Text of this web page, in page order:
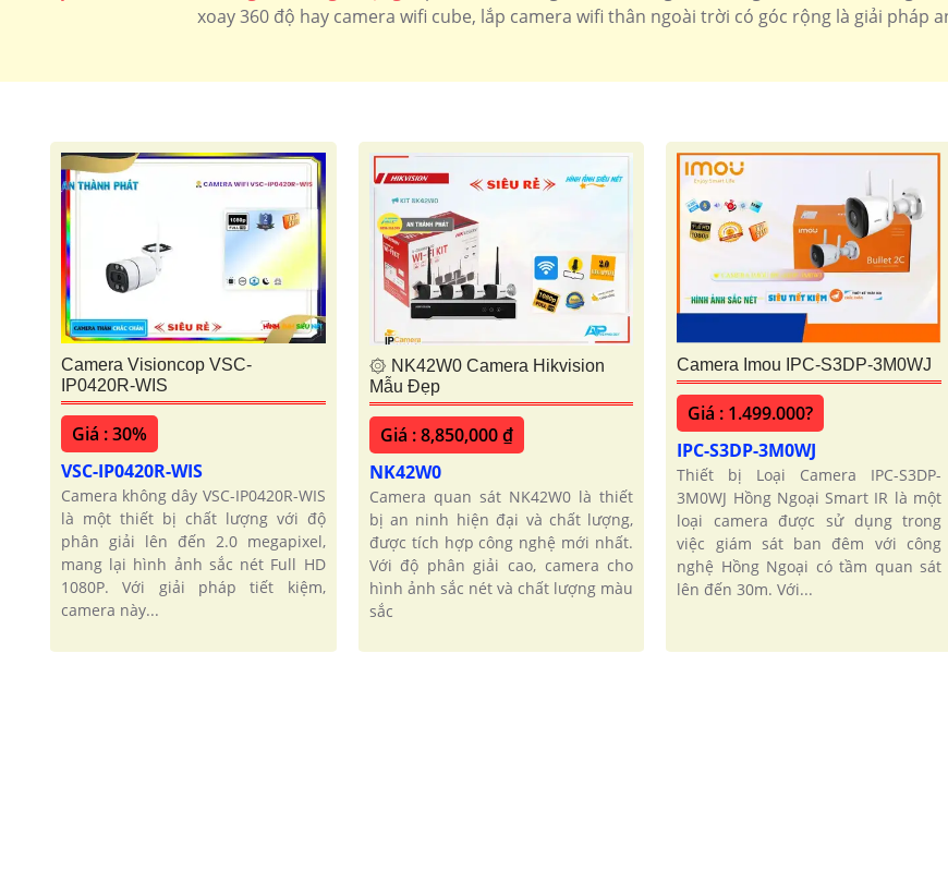
Kbone
xoay 360 độ hay camera wifi cube, lắp camera wifi thân ngoài trời có góc rộng là giải pháp
Camera Visioncop VSC-
IP0420R-WIS
Giá : 30%
VSC-IP0420R-WIS
Camera không dây VSC-IP0420R-WIS
là một thiết bị chất lượng với độ
phân giải lên đến 2.0 megapixel,
mang lại hình ảnh sắc nét Full HD
1080P. Với giải pháp tiết kiệm,
camera này...
۞ NK42W0 Camera Hikvision
Mẫu Đẹp
Giá : 8,850,000 ₫
NK42W0
Camera quan sát NK42W0 là thiết
bị an ninh hiện đại và chất lượng,
được tích hợp công nghệ mới nhất.
Với độ phân giải cao, camera cho
hình ảnh sắc nét và chất lượng màu
sắc
Camera Imou IPC-S3DP-3M0WJ
Giá : 1.499.000?
IPC-S3DP-3M0WJ
Thiết bị Loại Camera IPC-S3DP-
3M0WJ Hồng Ngoại Smart IR là một
loại camera được sử dụng trong
việc giám sát ban đêm với công
nghệ Hồng Ngoại có tầm quan sát
lên đến 30m. Với...